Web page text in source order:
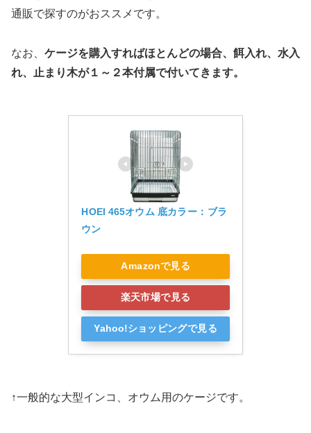
通販で探すのがおススメです。
なお、 ケージを購入すればほとんどの場合、餌入れ、水入
れ、止まり木が１～２本付属で付いてきます。
HOEI 465オウム 底カラー：ブラ
ウン
Amazonで見る
楽天市場で見る
Yahoo!ショッピングで見る
↑一般的な大型インコ、オウム用のケージです。